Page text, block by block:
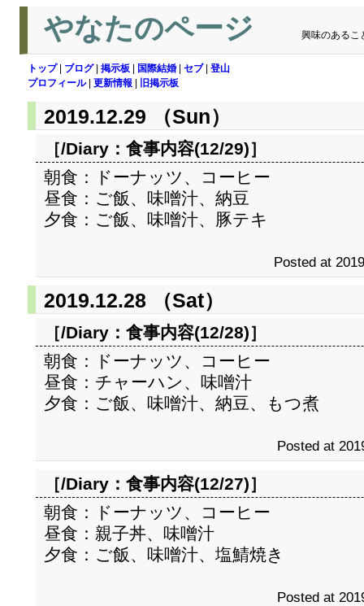
やなたのページ 興味のあるこ
トップ| ブログ| 掲示板 国際結婚 セブ| 登山
プロフィール| 更新情報 旧掲示板
2019.12.29 （Sun）
［/Diary： 食事内容(12/29)］
朝食：ドーナッツ、コーヒー
昼食：ご飯、味噌汁、納豆
夕食：ご飯、味噌汁、豚テキ
Posted at
2019.12.28 （Sat）
［/Diary： 食事内容(12/28)］
朝食：ドーナッツ、コーヒー
昼食：チャーハン、味噌汁
夕食：ご飯、味噌汁、納豆、もつ煮
Posted at
［/Diary： 食事内容(12/27)］
朝食：ドーナッツ、コーヒー
昼食：親子丼、味噌汁
夕食：ご飯、味噌汁、塩鯖焼き
Posted at